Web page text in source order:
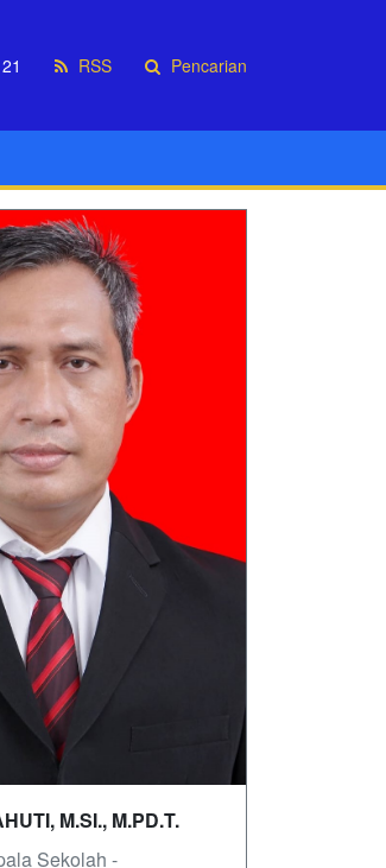
RSS Pencarian
M.SI., M.PD.T.
Sekolah -